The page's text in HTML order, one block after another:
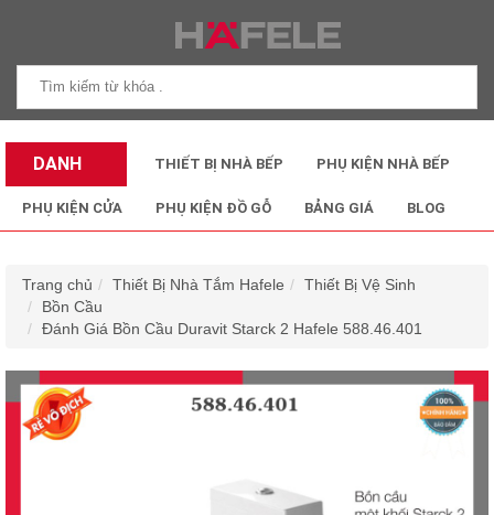
DANH
MỤC SẢN
THIẾT BỊ NHÀ BẾP PHỤ KIỆN NHÀ BẾP
PHỤ KIỆN CỬA PHỤ KIỆN ĐỒ GỖ BẢNG GIÁ BLOG
Trang chủ Thiết Bị Nhà Tắm Hafele
Thiết Bị Vệ Sinh
Bồn Cầu
Đánh Giá Bồn Cầu Duravit Starck 2 Hafele 588.46.401